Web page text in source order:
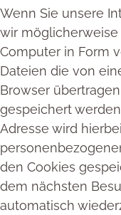
Wenn Sie unsere
wir
Computer in Form
Dateien die von
Browser
gespeichert
Adresse wird
den Cookies
dem nächsten
automatisch